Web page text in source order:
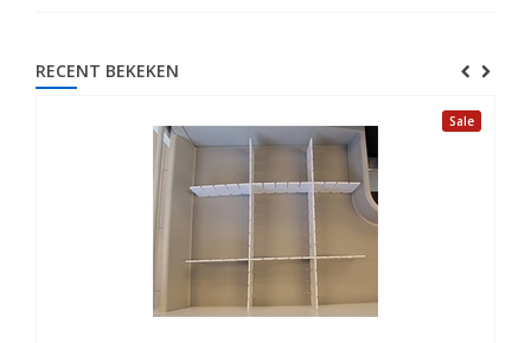
RECENT BEKEKEN
Sale